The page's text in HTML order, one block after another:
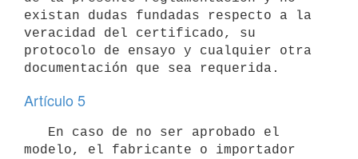
existan dudas fundadas respecto a la
veracidad del certificado, su
protocolo de ensayo y cualquier otra
Artículo 5
modelo, el fabricante o importador